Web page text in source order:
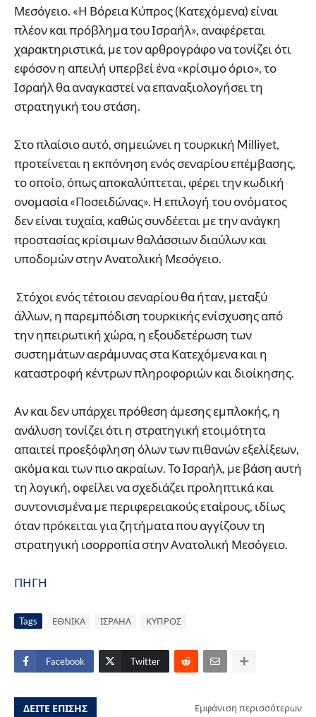
Μεσόγειο. «Η Βόρεια Κύπρος (Κατεχόμενα) είναι
πλέον και πρόβλημα του Ισραήλ», αναφέρεται
χαρακτηριστικά, με τον αρθρογράφο να τονίζει ότι
εφόσον η απειλή υπερβεί ένα «κρίσιμο όριο», το
Ισραήλ θα αναγκαστεί να επαναξιολογήσει τη
στρατηγική του στάση.
Στο πλαίσιο αυτό, σημειώνει η τουρκική Milliyet,
προτείνεται η εκπόνηση ενός σεναρίου επέμβασης,
το οποίο, όπως αποκαλύπτεται, φέρει την κωδική
ονομασία «Ποσειδώνας». Η επιλογή του ονόματος
δεν είναι τυχαία, καθώς συνδέεται με την ανάγκη
προστασίας κρίσιμων θαλάσσιων διαύλων και
υποδομών στην Ανατολική Μεσόγειο.
Στόχοι ενός τέτοιου σεναρίου θα ήταν, μεταξύ
άλλων, η παρεμπόδιση τουρκικής ενίσχυσης από
την ηπειρωτική χώρα, η εξουδετέρωση των
συστημάτων αεράμυνας στα Κατεχόμενα και η
καταστροφή κέντρων πληροφοριών και διοίκησης.
Αν και δεν υπάρχει πρόθεση άμεσης εμπλοκής, η
ανάλυση τονίζει ότι η στρατηγική ετοιμότητα
απαιτεί προεξόφληση όλων των πιθανών εξελίξεων,
ακόμα και των πιο ακραίων. Το Ισραήλ, με βάση αυτή
τη λογική, οφείλει να σχεδιάζει προληπτικά και
συντονισμένα με περιφερειακούς εταίρους, ιδίως
όταν πρόκειται για ζητήματα που αγγίζουν τη
στρατηγική ισορροπία στην Ανατολική Μεσόγειο.
ΠΗΓΗ
Tags ΕΘΝΙΚΑ ΙΣΡΑΗΛ ΚΥΠΡΟΣ
Facebook Twitter
ΔΕΙΤΕ ΕΠΙΣΗΣ Εμφάνιση περισσότερων